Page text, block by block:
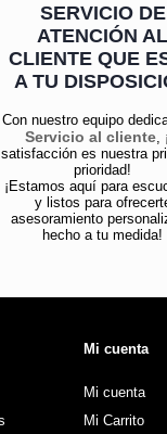
SERVICIO DE
ATENCIÓN AL
CLIENTE QUE
A TU
Con nuestro equipo
Servicio al cliente,
satisfacción es nuestra
prioridad!
¡Estamos aquí para
y listos para
asesoramiento
hecho a tu medida!
Mi cuenta
Mi cuenta
Mi Carrito